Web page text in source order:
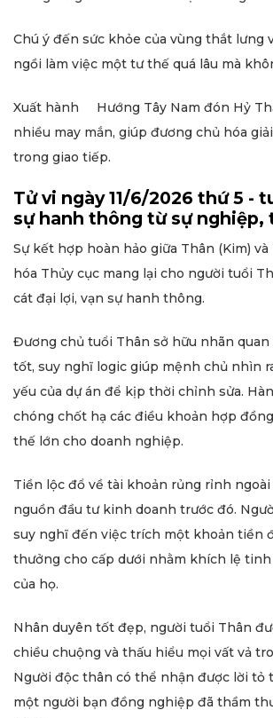
Chú ý đến sức khỏe của vùng thắt lưng
ngồi làm việc một tư thế quá lâu mà
Xuất hành Hướng Tây Nam đón Hỷ
nhiều may mắn, giúp đương chủ hóa
trong giao tiếp.
Tử vi ngày 11/6/2026 thứ 5 -
sự hanh thông từ sự nghiệp,
Sự kết hợp hoàn hảo giữa Thân (Kim)
hóa Thủy cục mang lại cho người tuổi
cát đại lợi, vạn sự hanh thông.
Đương chủ tuổi Thân sở hữu nhãn quan
tốt, suy nghĩ logic giúp mệnh chủ nhìn
yếu của dự án để kịp thời chỉnh sửa.
chóng chốt hạ các điều khoản hợp
thế lớn cho doanh nghiệp.
Tiền lộc đổ về tài khoản rủng rỉnh
nguồn đầu tư kinh doanh trước đó.
suy nghĩ đến việc trích một khoản tiền
thưởng cho cấp dưới nhằm khích lệ
của họ.
Nhân duyên tốt đẹp, người tuổi Thân
chiều chuộng và thấu hiểu mọi vất vả
Người độc thân có thể nhận được lời tỏ
một người bạn đồng nghiệp đã thầm